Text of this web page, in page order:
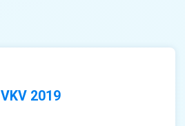
VKV 2019